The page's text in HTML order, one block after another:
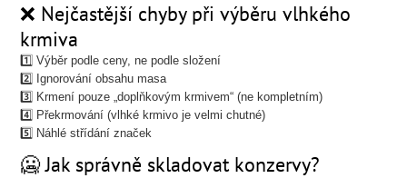
❌ Nejčastější chyby při výběru vlhkého
krmiva
1️⃣ Výběr podle ceny, ne podle složení
2️⃣ Ignorování obsahu masa
3️⃣ Krmení pouze „doplňkovým krmivem“ (ne kompletním)
4️⃣ Překrmování (vlhké krmivo je velmi chutné)
5️⃣ Náhlé střídání značek
🥶 Jak správně skladovat konzervy?